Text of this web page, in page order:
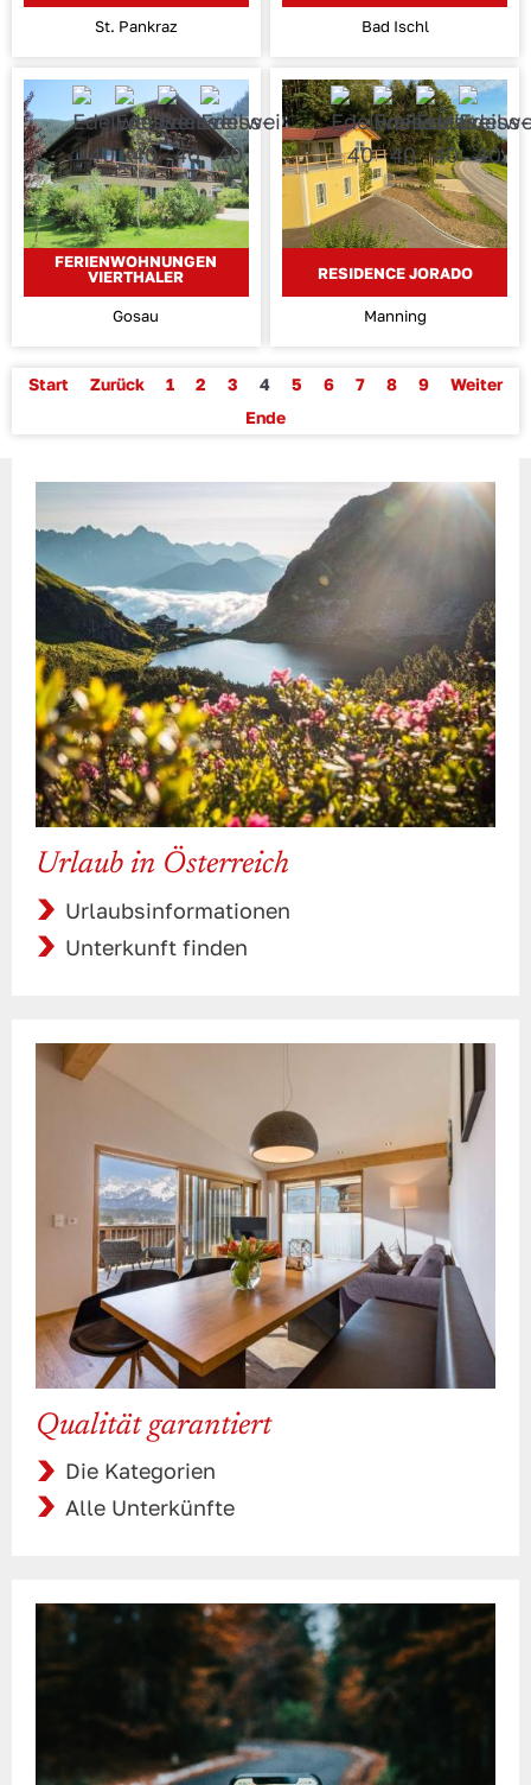
St. Pankraz Bad Ischl
FERIENWOHNUNGEN
VIERTHALER
Gosau
RESIDENCE JORADO
Manning
Start Zurück 1 2 3 4 5 6 7 8 9
Weiter
Ende
Urlaub in Österreich
Urlaubsinformationen
Unterkunft finden
Qualität garantiert
Die Kategorien
Alle Unterkünfte